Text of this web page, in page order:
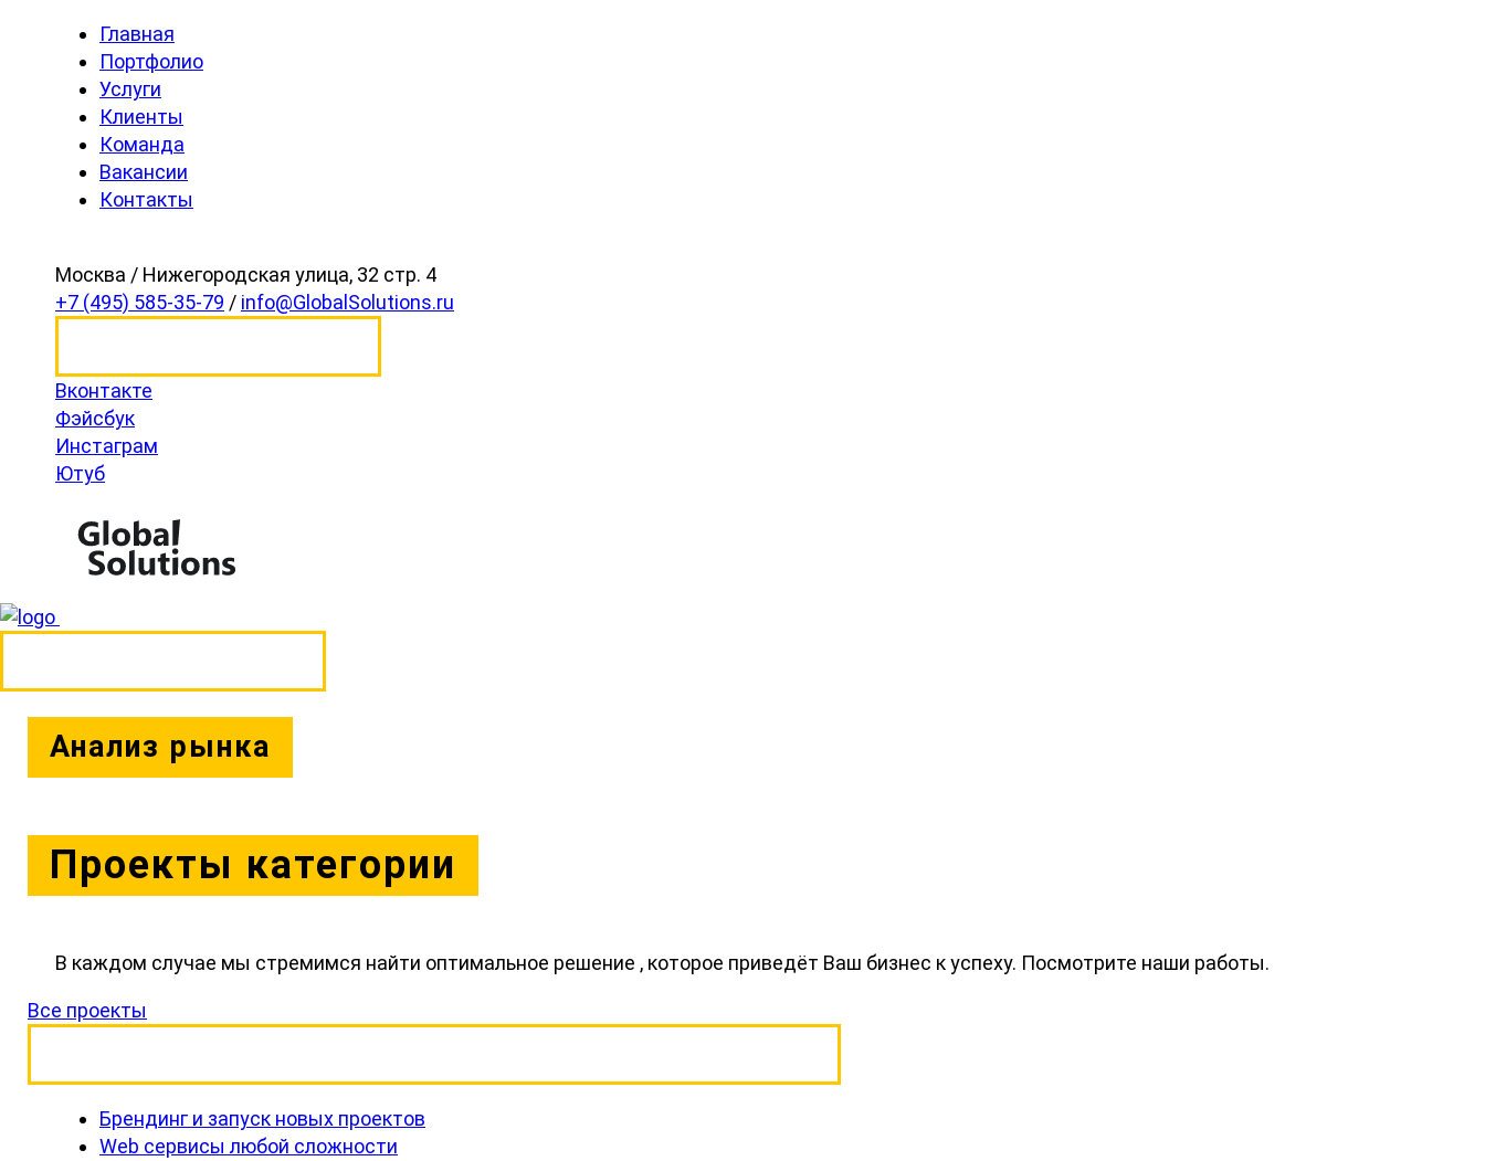
Главная
Портфолио
Услуги
Клиенты
Команда
Вакансии
Контакты
Москва / Нижегородская улица, 32 стр. 4
+7 (495) 585-35-79 / info@GlobalSolutions.ru
Вконтакте
Фэйсбук
Инстаграм
Ютуб
Анализ рынка
Проекты категории
В каждом случае мы стремимся найти оптимальное решение , которое приведёт Ваш бизнес к успеху. Посмотрите наши работы.
Все проекты
Брендинг и запуск новых проектов
Web сервисы любой сложности